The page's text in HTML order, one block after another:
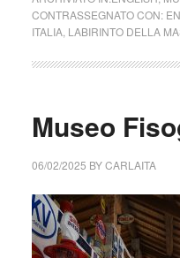
CONTRASSEGNATO CON:
ITALIA, LABIRINTO DELLA
Museo
06/02/2025 BYCARLAITA